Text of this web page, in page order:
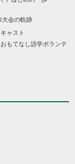
会の軌跡
ャスト
もてなし語学ボランテ